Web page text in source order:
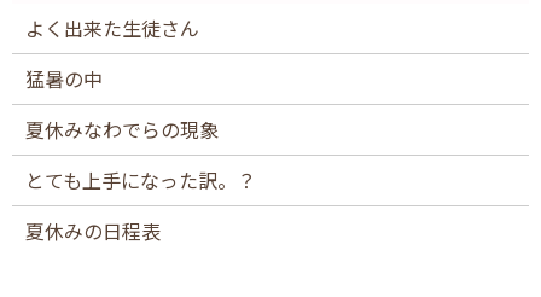
よく出来た生徒さん
猛暑の中
夏休みなわでらの現象
とても上手になった訳。？
夏休みの日程表